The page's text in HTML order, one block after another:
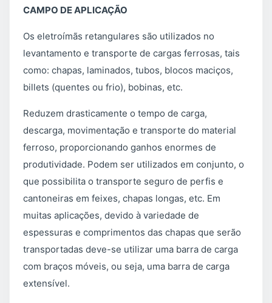
CAMPO DE APLICAÇÃO
Os eletroímãs retangulares são utilizados no
levantamento e transporte de cargas ferrosas, tais
como: chapas, laminados, tubos, blocos maciços,
billets (quentes ou frio), bobinas, etc.
Reduzem drasticamente o tempo de carga,
descarga, movimentação e transporte do material
ferroso, proporcionando ganhos enormes de
produtividade. Podem ser utilizados em conjunto, o
que possibilita o transporte seguro de perfis e
cantoneiras em feixes, chapas longas, etc. Em
muitas aplicações, devido à variedade de
espessuras e comprimentos das chapas que serão
transportadas deve-se utilizar uma barra de carga
com braços móveis, ou seja, uma barra de carga
extensível.